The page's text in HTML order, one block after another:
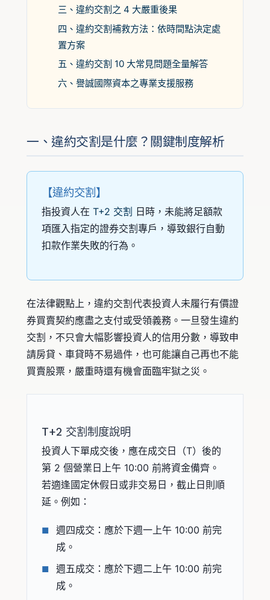
三、違約交割之 4 大嚴重後果
四、違約交割補救方法：依時間點決定處
置方案
五、違約交割 10 大常見問題全量解答
六、譽誠國際資本之專業支援服務
一、違約交割是什麼？關鍵制度解析
【違約交割】
指投資人在 T+2 交割 日時，未能將足額款
項匯入指定的證券交割專戶，導致銀行自動
扣款作業失敗的行為。
在法律觀點上，違約交割代表投資人未履行有價證
券買賣契約應盡之支付或受領義務。一旦發生違約
交割，不只會大幅影響投資人的信用分數，導致申
請房貸、車貸時不易過件，也可能讓自己再也不能
買賣股票，嚴重時還有機會面臨牢獄之災。
T+2 交割制度說明
投資人下單成交後，應在成交日（T）後的
第 2 個營業日上午 10:00 前將資金備齊。
若適逢國定休假日或非交易日，截止日則順
延。例如：
週四成交：應於下週一上午 10:00 前完
成。
週五成交：應於下週二上午 10:00 前完
成。